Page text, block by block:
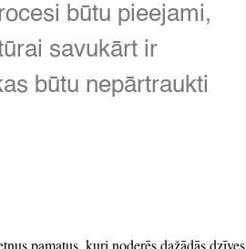
būtu pieejami,
savukārt ir
būtu nepārtraukti
pamatus, kuri noderēs dažādās dzīves